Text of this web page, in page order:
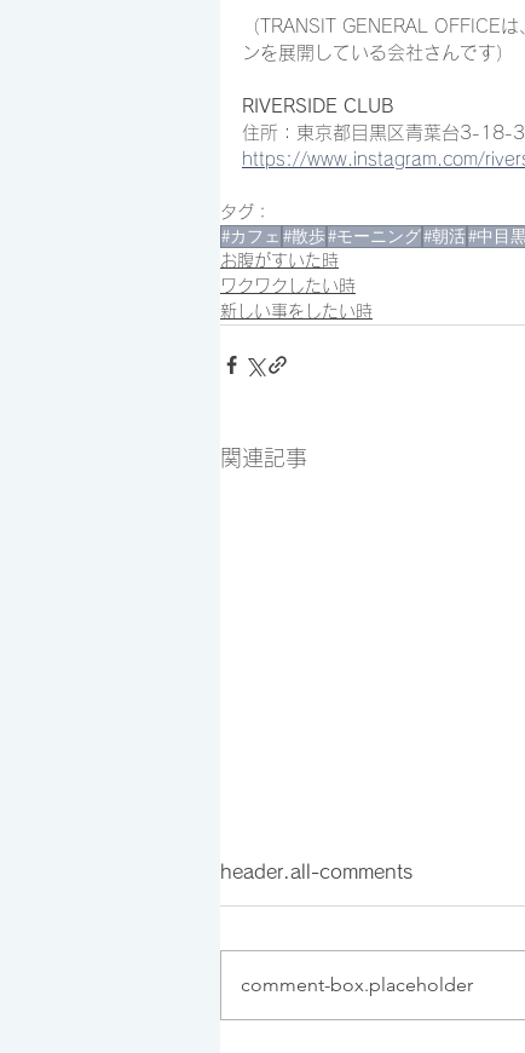
（TRANSIT GENERAL OFFICE
ンを展開している会社さんです）
RIVERSIDE CLUB
住所：東京都目黒区青葉台3-18-
https://www.instagram.com/
タグ：
#カフェ #散歩#モーニング#朝活#中目
お腹がすいた時
ワクワクしたい時
新しい事をしたい時
関連記事
header.all-comments
comment-box.placeholder